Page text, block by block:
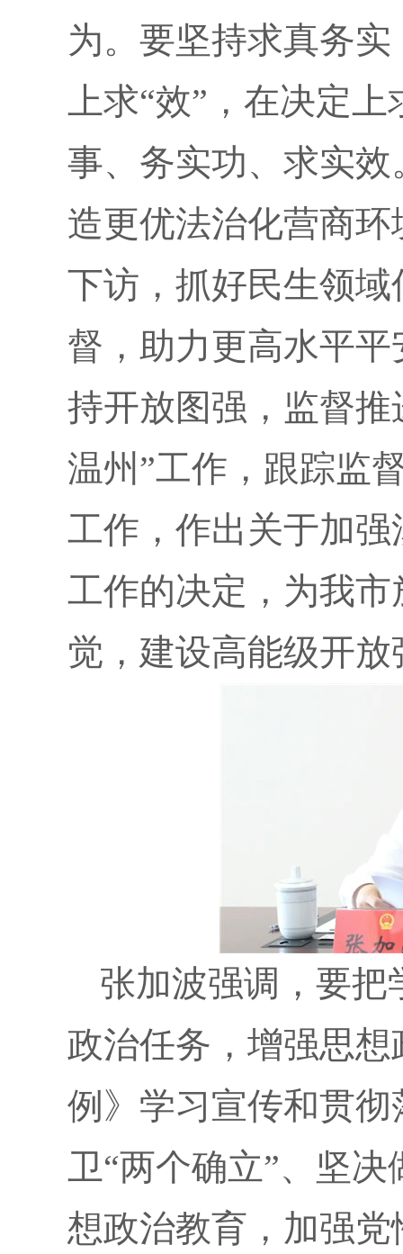
为。要坚持求真务
上求“效”，在决定
事、务实功、求实
造更优法治化营商
下访，抓好民生领
督，助力更高水平
持开放图强，监督
温州”工作，跟踪监
工作，作出关于加
工作的决定，为我
觉，建设高能级开
张加波强调，要把
政治任务，增强思
例》学习宣传和贯
卫“两个确立”、坚
想政治教育，加强